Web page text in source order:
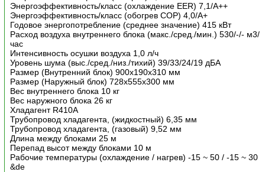
Энергоэффективность/класс (охлаждение EER) 7,1/А++
Энергоэффективность/класс (обогрев COP) 4,0/А+
Годовое энергопотребление (среднее значение) 415 кВт
Расход воздуха внутреннего блока (макс./сред./мин.) 530/-/- м3/
час
Интенсивность осушки воздуха 1,0 л/ч
Уровень шума (выс./сред./низ./тихий) 39/33/24/19 дБА
Размер (Внутренний блок) 900x190x310 мм
Размер (Наружный блок) 728x555x300 мм
Вес внутреннего блока 10 кг
Вес наружного блока 26 кг
Хладагент R410A
Трубопровод хладагента, (жидкостный) 6,35 мм
Трубопровод хладагента, (газовый) 9,52 мм
Длина между блоками 25 м
Перепад высот между блоками 10 м
Рабочие температуры (охлаждение / нагрев) -15 ~ 50 / -15 ~ 30
&de